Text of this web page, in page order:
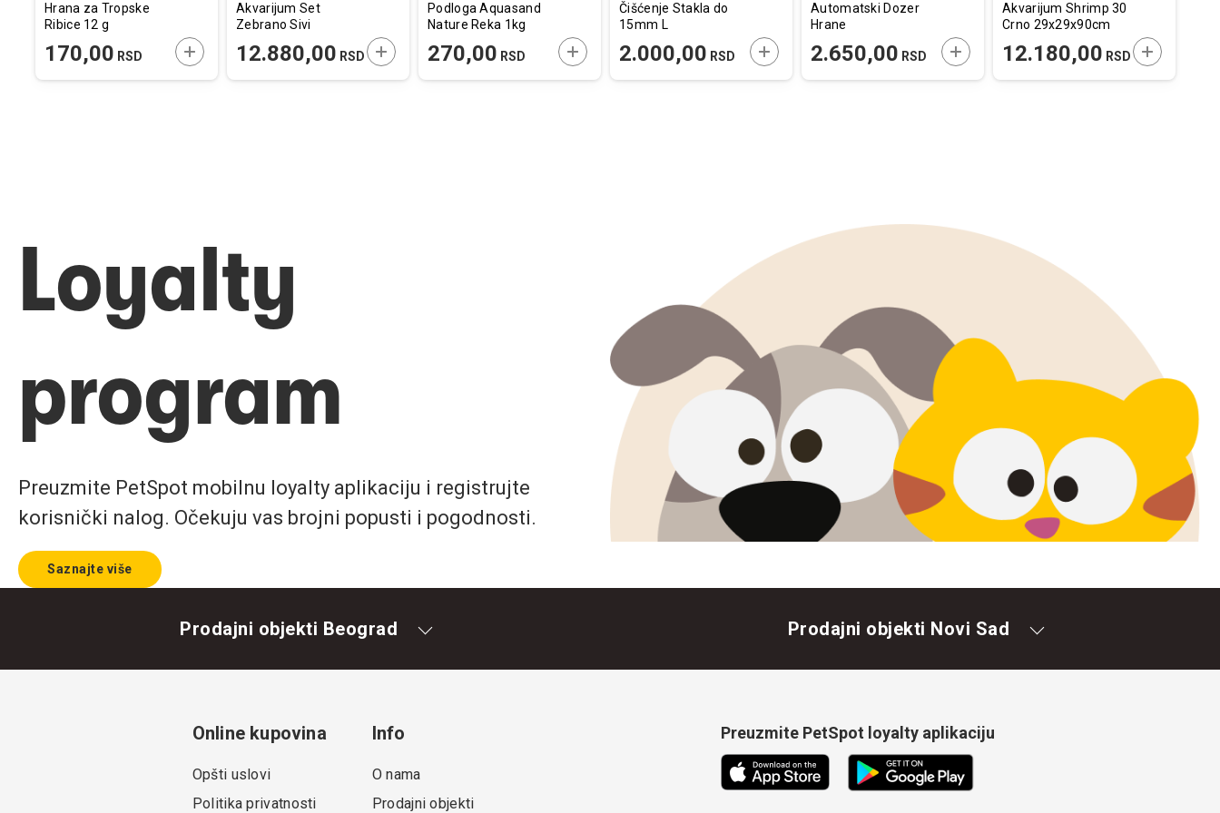
U KORPU
Hrana za Tropske
Ribice 12 g
170,00 RSD DODAJTE U KORPU
Akvarijum Set
Zebrano Sivi
12.880,00 RSD DODAJTE U KORPU
Podloga Aquasand
Nature Reka 1kg
270,00 RSD DODAJTE U KORPU
Čišćenje Stakla do
15mm L
2.000,00 RSD DODAJTE U KORPU
Automatski Dozer
Hrane
2.650,00 RSD DODAJTE U KORPU
Akvarijum Shrimp 30
Crno 29x29x90cm
12.180,00 RSD DODAJTE U
Loyalty
program
Preuzmite PetSpot mobilnu loyalty aplikaciju i registrujte
korisnički nalog. Očekuju vas brojni popusti i pogodnosti.
Saznajte više
Prodajni objekti Beograd Prodajni objekti Novi Sad
Online kupovina
Opšti uslovi
Politika privatnosti
Info
O nama
Prodajni objekti
Preuzmite PetSpot loyalty aplikaciju